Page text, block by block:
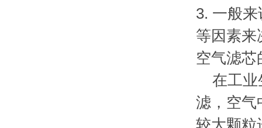
3. 一般
等因素来
空气滤芯
在工业
滤，空气
较大颗粒